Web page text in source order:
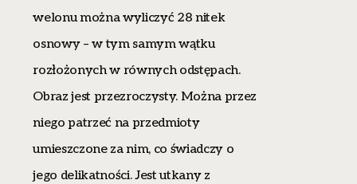
welonu można wyliczyć 28 nitek
osnowy – w tym samym wątku
rozłożonych w równych odstępach.
Obraz jest przezroczysty. Można przez
niego patrzeć na przedmioty
umieszczone za nim, co świadczy o
jego delikatności. Jest utkany z